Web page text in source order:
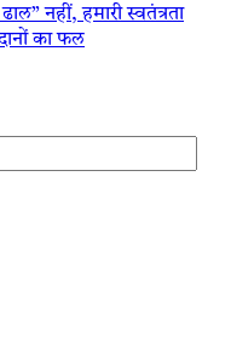
नहीं, हमारी स्वतंत्रता
का फल